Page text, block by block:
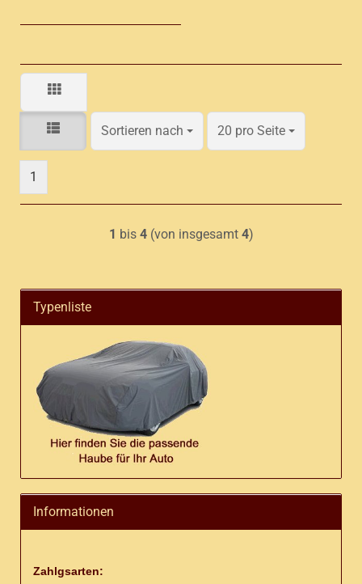
Sortieren nach
Sortieren nach 20 pro Seite
pro Seite
1
1 bis 4(von insgesamt 4)
Typenliste
Informationen
Zahlgsarten: